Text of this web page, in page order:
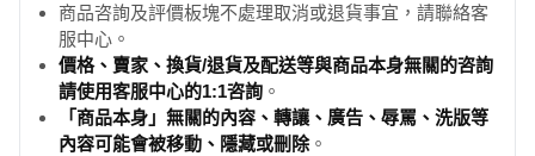
商品咨詢及評價板塊不處理取消或退貨事宜，請聯絡客
服中心。
價格、賣家、換貨/退貨及配送等與商品本身無關的咨詢
請使用客服中心的1:1咨詢 。
「商品本身」無關的內容、轉讓、廣告、辱罵、洗版等
內容可能會被移動、隱藏或刪除。